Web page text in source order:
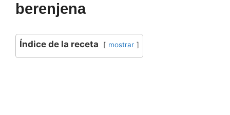
berenjena
Índice de la receta mostrar